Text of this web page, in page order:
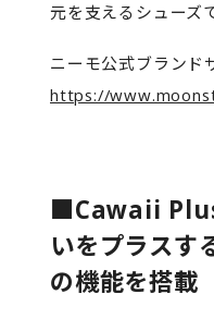
元を支えるシューズ
ニーモ公式ブランド
https://
■Cawaii
いをプラスす
の機能を搭載